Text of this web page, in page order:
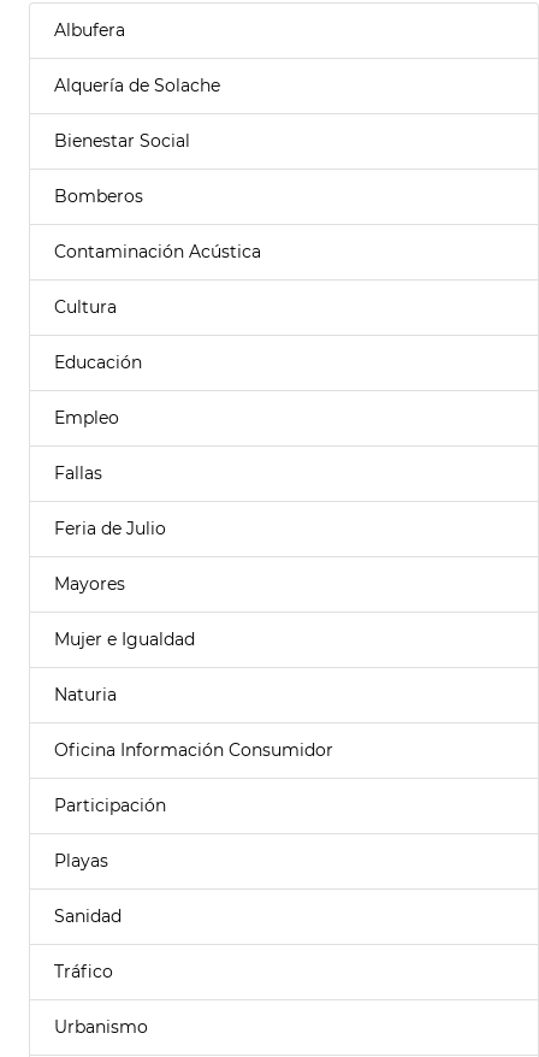
Albufera
Alquería de Solache
Bienestar Social
Bomberos
Contaminación Acústica
Cultura
Educación
Empleo
Fallas
Feria de Julio
Mayores
Mujer e Igualdad
Naturia
Oficina Información Consumidor
Participación
Playas
Sanidad
Tráfico
Urbanismo